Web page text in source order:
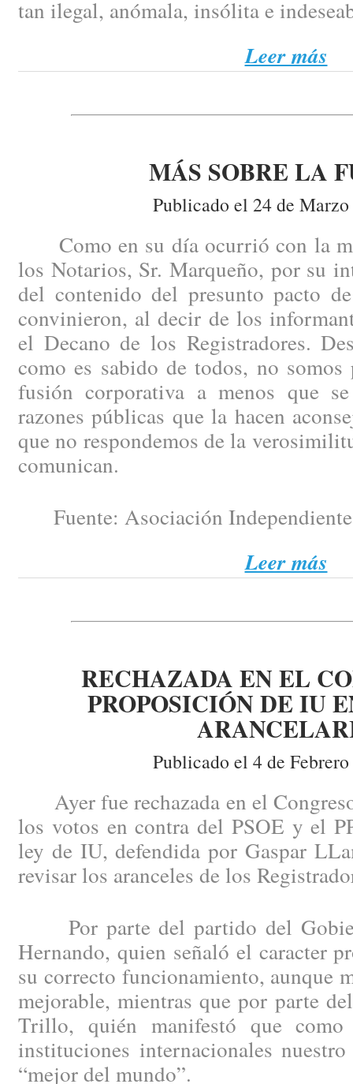
tan ilegal, anómala, insólita e
Leer más
MÁS SOBRE LA
Publicado el 24 de
Como en su día ocurrió con la
los Notarios, Sr. Marqueño, por su
del contenido del presunto pacto
convinieron, al decir de los
el Decano de los Registradores.
como es sabido de todos, no
fusión corporativa a menos que
razones públicas que la hacen
que no respondemos de la
comunican.
Fuente: Asociación
Leer más
RECHAZADA EN EL
PROPOSICIÓN DE IU
Publicado el 4 de
Ayer fue rechazada en el
los votos en contra del PSOE y el
ley de IU, defendida por Gaspar
revisar los aranceles de los
Por parte del partido del
Hernando, quien señaló el caracter
su correcto funcionamiento, aunque
mejorable, mientras que por parte
Trillo, quién manifestó que como
instituciones internacionales
“mejor del mundo”.